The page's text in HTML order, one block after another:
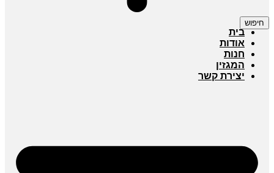
חיפוש
בית
אודות
חנות
המגזין
יצירת קשר